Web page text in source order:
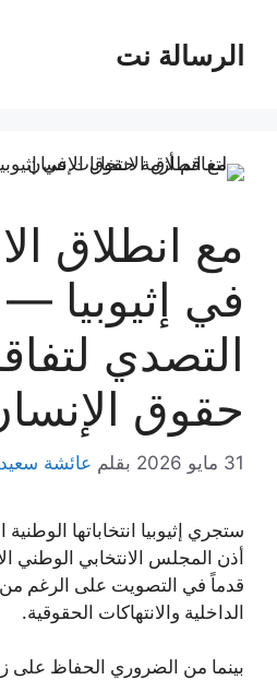
المحتوىالرسالة نت
مع انطلاق
في إثيوبيا
التصدي
حقوق
31 مايو 2026 بقلم عائشة سعيد
قدماً في التصويت على الرغم من
الداخلية والانتهاكات الحقوقية.
بينما من الضروري الحفاظ على